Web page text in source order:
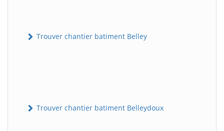
Trouver chantier batiment Belley
Trouver chantier batiment Belleydoux